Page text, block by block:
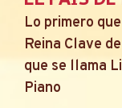
Lo primero
Reina Clave
que se llama
Piano